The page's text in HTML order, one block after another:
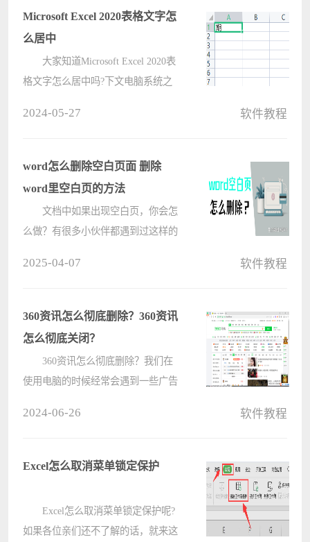
法，感兴趣的快跟小编一起来看????
Microsoft Excel 2020表格文字怎
么居中
大家知道Microsoft Excel 2020表
格文字怎么居中吗?下文电脑系统之
小编来学习一下吧! 1、首先????
2024-05-27 软件教程
word怎么删除空白页面 删除
word里空白页的方法
文档中如果出现空白页，你会怎
么做？有很多小伙伴都遇到过这样的
之家小编给大家分享6个方法可以直
接删????
2025-04-07 软件教程
360资讯怎么彻底删除？360资讯
怎么彻底关闭？
360资讯怎么彻底删除？我们在
使用电脑的时候经常会遇到一些广告
来仔细的介绍一下360资讯怎么彻底
2024-06-26 软件教程
Excel怎么取消菜单锁定保护
Excel怎么取消菜单锁定保护呢?
如果各位亲们还不了解的话，就来这